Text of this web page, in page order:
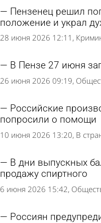
Пензенец решил
положение и украл
28 июня 2026 12:11
В Пензе 27 июня
26 июня 2026 09:19
Российские
попросили о помощи
10 июня 2026 13:20 В
В дни выпускных
продажу спиртного
6 июня 2026 15:42
Россиян